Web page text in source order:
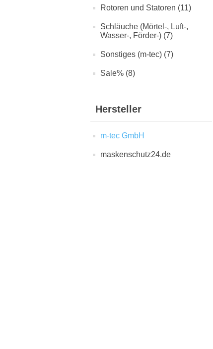
Rotoren und Statoren (11)
Schläuche (Mörtel-, Luft-,
Wasser-, Förder-) (7)
Sonstiges (m-tec) (7)
Sale% (8)
Hersteller
m-tec GmbH
maskenschutz24.de